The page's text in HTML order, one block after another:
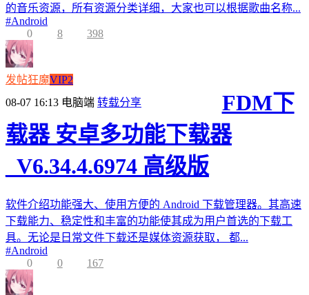
的音乐资源，所有资源分类详细，大家也可以根据歌曲名称...
#Android
0
8 398
发帖狂魔VIP2
08-07 16:13 电脑端 转载分享
FDM下
载器 安卓多功能下载器
_V6.34.4.6974 高级版
软件介绍功能强大、使用方便的 Android 下载管理器。其高速
下载能力、稳定性和丰富的功能使其成为用户首选的下载工
具。无论是日常文件下载还是媒体资源获取， 都...
#Android
0
0 167